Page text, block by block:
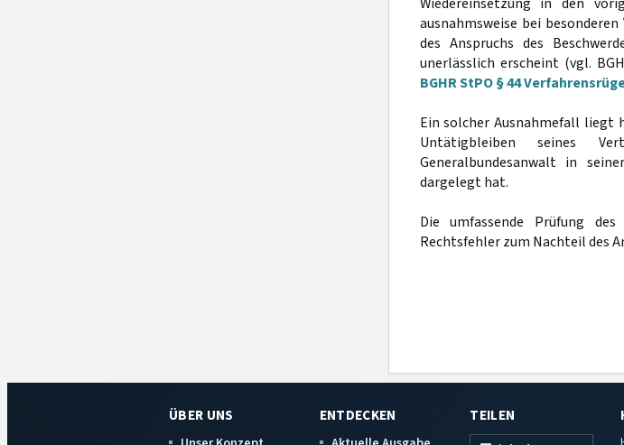
ausnahmsweise bei
des Anspruchs des
unerlässlich erscheint (vgl.
BGHR StPO § 44
Ein solcher Ausnahmefall liegt
Untätigbleiben seines
Generalbundesanwalt in
dargelegt hat.
Die umfassende Prüfung
Rechtsfehler zum Nachteil des
ÜBER UNS ENTDECKEN TEILEN